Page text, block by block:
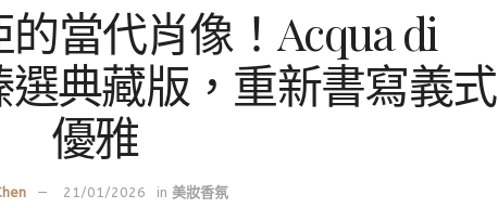
當代肖像！Acqua di
選典藏版，重新書寫義式
優雅
21/01/2026 in 美妝香氛